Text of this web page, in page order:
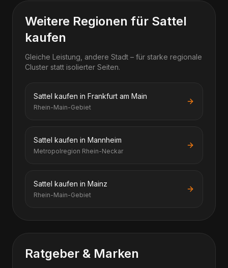
Weitere Regionen für Sattel
kaufen
Gleiche Leistung, andere Stadt – für starke regionale
Cluster statt isolierter Seiten.
Sattel kaufen in Frankfurt am Main
Rhein-Main-Gebiet
Sattel kaufen in Mannheim
Metropolregion Rhein-Neckar
Sattel kaufen in Mainz
Rhein-Main-Gebiet
Ratgeber & Marken